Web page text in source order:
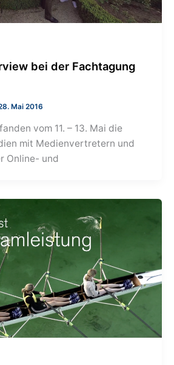
bei der Fachtagung
Mai 2016
vom 11. – 13. Mai die
mit Medienvertretern und
Online- und